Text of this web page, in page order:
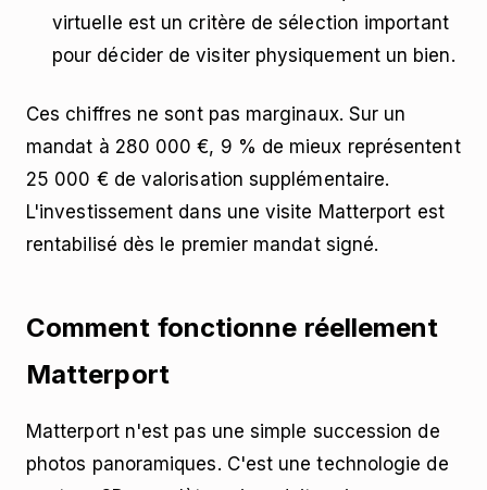
virtuelle est un critère de sélection important
pour décider de visiter physiquement un bien.
Ces chiffres ne sont pas marginaux. Sur un
mandat à 280 000 €, 9 % de mieux représentent
25 000 € de valorisation supplémentaire.
L'investissement dans une visite Matterport est
rentabilisé dès le premier mandat signé.
Comment fonctionne réellement
Matterport
Matterport n'est pas une simple succession de
photos panoramiques. C'est une technologie de